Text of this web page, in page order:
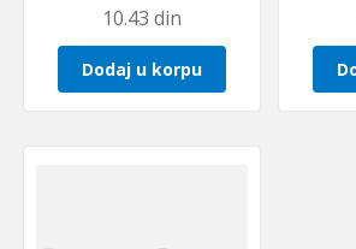
10.43 din
Dodaj u korpu